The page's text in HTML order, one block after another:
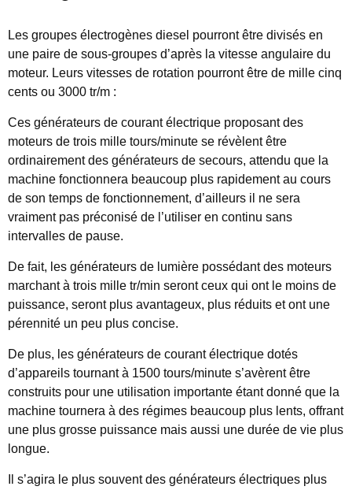
Les groupes électrogènes diesel pourront être divisés en
une paire de sous-groupes d’après la vitesse angulaire du
moteur. Leurs vitesses de rotation pourront être de mille cinq
cents ou 3000 tr/m :
Ces générateurs de courant électrique proposant des
moteurs de trois mille tours/minute se révèlent être
ordinairement des générateurs de secours, attendu que la
machine fonctionnera beaucoup plus rapidement au cours
de son temps de fonctionnement, d’ailleurs il ne sera
vraiment pas préconisé de l’utiliser en continu sans
intervalles de pause.
De fait, les générateurs de lumière possédant des moteurs
marchant à trois mille tr/min seront ceux qui ont le moins de
puissance, seront plus avantageux, plus réduits et ont une
pérennité un peu plus concise.
De plus, les générateurs de courant électrique dotés
d’appareils tournant à 1500 tours/minute s’avèrent être
construits pour une utilisation importante étant donné que la
machine tournera à des régimes beaucoup plus lents, offrant
une plus grosse puissance mais aussi une durée de vie plus
longue.
Il s’agira le plus souvent des générateurs électriques plus